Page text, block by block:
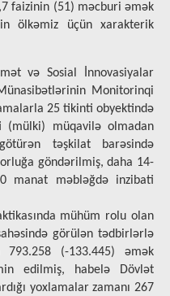
faizinin (51) məcburi əmək
ölkəmiz üçün xarakterik
və Sosial İnnovasiyalar
Monitorinqi
25 tikinti obyektində
müqavilə olmadan
təşkilat barəsində
göndərilmiş, daha 14-
manat məbləğdə inzibati
mühüm rolu olan
görülən tədbirlərlə
793.258 (-133.445) əmək
edilmiş, habelə Dövlət
yoxlamalar zamanı 267